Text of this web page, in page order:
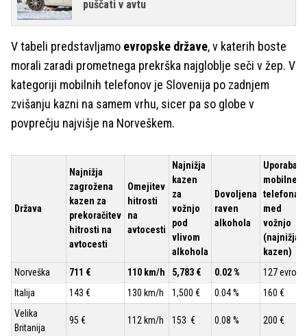
puščati v avtu
V tabeli predstavljamo evropske države, v katerih boste
morali zaradi prometnega prekrška najgloblje seči v žep. V
kategoriji mobilnih telefonov je Slovenija po zadnjem
zvišanju kazni na samem vrhu, sicer pa so globe v
povprečju najvišje na Norveškem.
Država
Najnižja
zagrožena
kazen za
prekoračitev
hitrosti na
avtocesti
Omejitev
hitrosti
na
avtocesti
Najnižja
kazen
za
vožnjo
pod
vlivom
alkohola
Dovoljena
raven
alkohola
Uporaba
mobilnega
telefona
med
vožnjo
(najnižja
kazen)
Norveška
711 € 110 km/h 5,783 € 0.02 %
127 evrov
Italija
143 € 130 km/h 1,500 € 0.04 %
160 €
Velika
Britanija
95 € 112 km/h 153 € 0.08 % 200 €